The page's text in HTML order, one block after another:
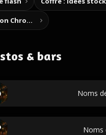
Notes d’histoire (Extension Chrome)
& bars
Noms
Noms